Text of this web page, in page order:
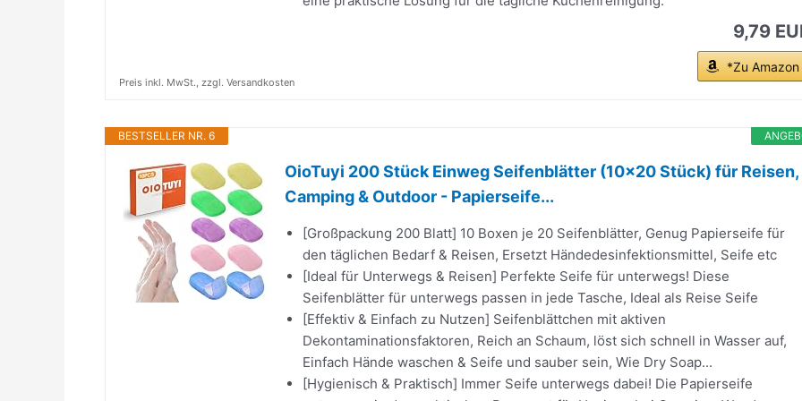
9,79
*Zu Amazon
Preis inkl. MwSt., zzgl. Versandkosten
BESTSELLER NR. 6
OioTuyi 200 Stück Einweg Seifenblätter (10x20 Stück) für Reisen,
Camping & Outdoor - Papierseife...
[Großpackung 200 Blatt] 10 Boxen je 20 Seifenblätter, Genug Papierseife für
den täglichen Bedarf & Reisen, Ersetzt Händedesinfektionsmittel, Seife etc
[Ideal für Unterwegs & Reisen] Perfekte Seife für unterwegs! Diese
Seifenblätter für unterwegs passen in jede Tasche, Ideal als Reise Seife
[Effektiv & Einfach zu Nutzen] Seifenblättchen mit aktiven
Dekontaminationsfaktoren, Reich an Schaum, löst sich schnell in Wasser auf,
Einfach Hände waschen & Seife und sauber sein, Wie Dry Soap...
[Hygienisch & Praktisch] Immer Seife unterwegs dabei! Die Papierseife